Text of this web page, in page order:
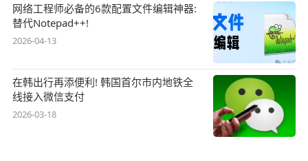
网络工程师必备的6款配置文件编辑神器:
替代Notepad++!
2026-04-13
在韩出行再添便利! 韩国首尔市内地铁全
线接入微信支付
2026-03-18